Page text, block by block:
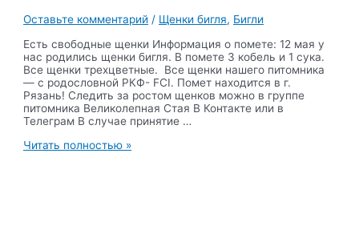
Оставьте комментарий / Щенки бигля, Бигли
Есть свободные щенки Информация о помете: 12 мая у
нас родились щенки бигля. В помете 3 кобель и 1 сука.
Все щенки трехцветные. Все щенки нашего питомника
— с родословной РКФ- FCI. Помет находится в г.
Рязань! Следить за ростом щенков можно в группе
питомника Великолепная Стая В Контакте или в
Телеграм В случае принятие …
Помет
Читать полностью »